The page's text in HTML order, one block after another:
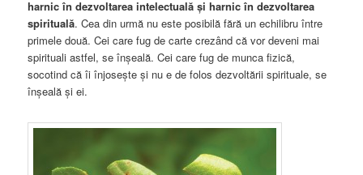
harnic în dezvoltarea intelectuală și harnic în dezvoltarea
spirituală. Cea din urmă nu este posibilă fără un echilibru între
primele două. Cei care fug de carte crezând că vor deveni mai
spirituali astfel, se înșeală. Cei care fug de munca fizică,
socotind că îi înjosește și nu e de folos dezvoltării spirituale, se
înșeală și ei.